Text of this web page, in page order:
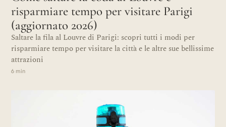
risparmiare tempo per visitare Parigi
(aggiornato 2026)
Saltare la fila al Louvre di Parigi: scopri tutti i modi per
risparmiare tempo per visitare la città e le altre sue bellissime
attrazioni
6 min